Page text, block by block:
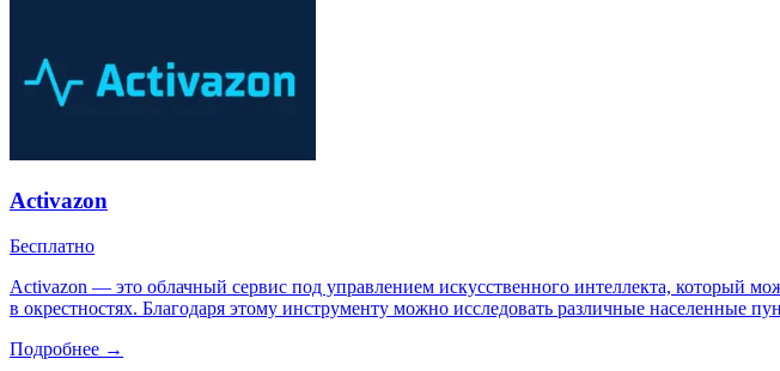
Activazon
Бесплатно
Activazon — это облачный сервис под управлением искусственного интеллекта, который
в окрестностях. Благодаря этому инструменту можно исследовать различные
Подробнее →